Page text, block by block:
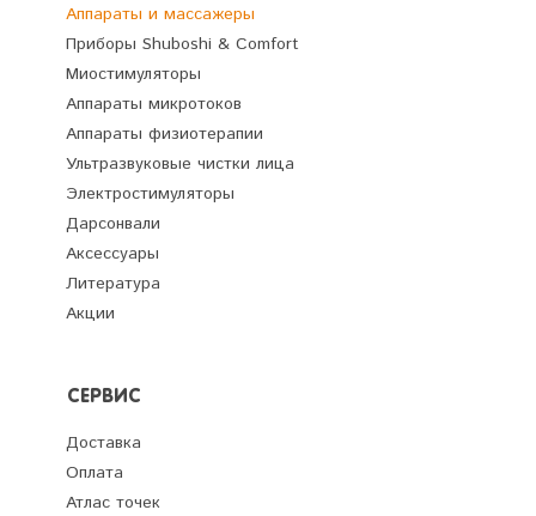
Аппараты и массажеры
Приборы Shuboshi & Comfort
Миостимуляторы
Аппараты микротоков
Аппараты физиотерапии
Ультразвуковые чистки лица
Электростимуляторы
Дарсонвали
Аксессуары
Литература
Акции
СЕРВИС
Доставка
Оплата
Атлас точек